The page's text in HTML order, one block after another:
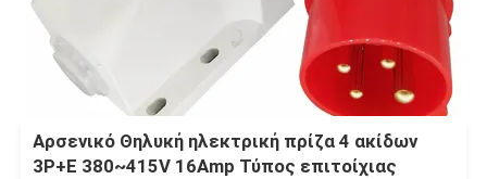
Αρσενικό Θηλυκή ηλεκτρική πρίζα 4 ακίδων
3P+E 380~415V 16Amp Τύπος επιτοίχιας